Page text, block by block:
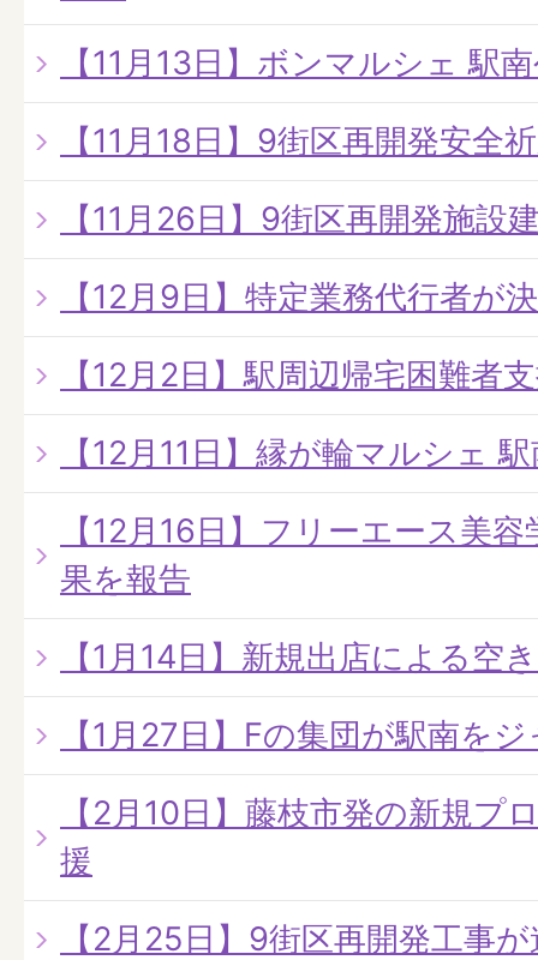
【11月13日】ボンマルシェ 駅
【11月18日】9街区再開発安全
【11月26日】9街区再開発施設
【12月9日】特定業務代行者が
【12月2日】駅周辺帰宅困難者
【12月11日】縁が輪マルシェ
【12月16日】フリーエース美
果を報告
【1月14日】新規出店による空
【1月27日】Fの集団が駅南を
【2月10日】藤枝市発の新規プ
援
【2月25日】9街区再開発工事